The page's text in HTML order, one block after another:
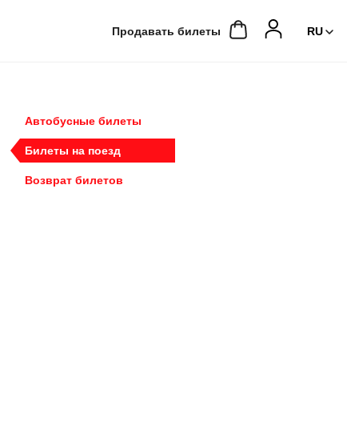
Продавать билеты
Автобусные билеты
Билеты на поезд
Возврат билетов